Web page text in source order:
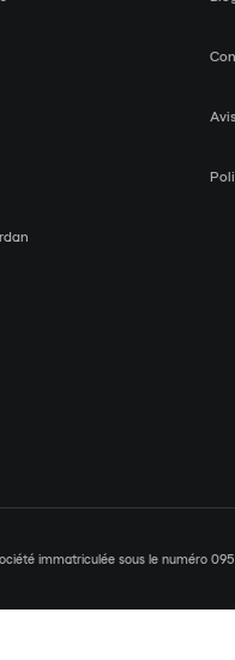
immatriculée sous le numéro